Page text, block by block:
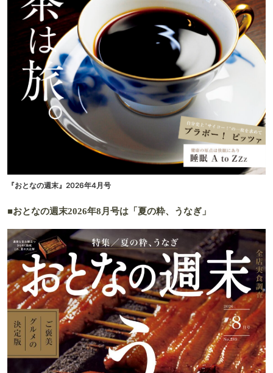
『おとなの週末』2026年4月号
■おとなの週末2026年8月号は「夏の粋、うなぎ」